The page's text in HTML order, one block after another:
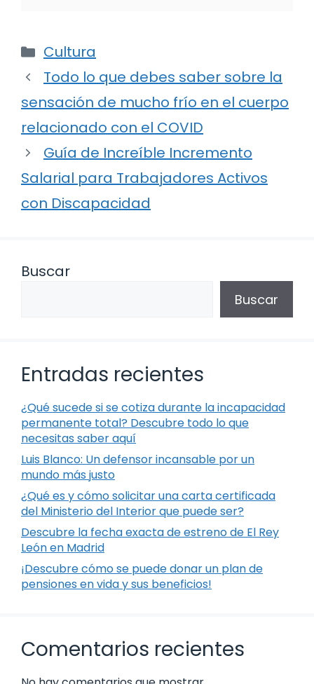
Categorías
Cultura
Todo lo que debes saber sobre la
sensación de mucho frío en el cuerpo
relacionado con el COVID
Guía de Increíble Incremento
Salarial para Trabajadores Activos
con Discapacidad
Buscar
Buscar
Entradas recientes
¿Qué sucede si se cotiza durante la incapacidad
permanente total? Descubre todo lo que
necesitas saber aquí
Luis Blanco: Un defensor incansable por un
mundo más justo
¿Qué es y cómo solicitar una carta certificada
del Ministerio del Interior que puede ser?
Descubre la fecha exacta de estreno de El Rey
León en Madrid
¡Descubre cómo se puede donar un plan de
pensiones en vida y sus beneficios!
Comentarios recientes